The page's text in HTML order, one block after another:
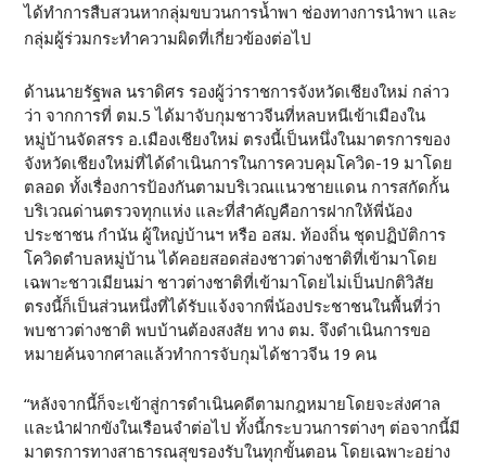
ได้ทำการสืบสวนหากลุ่มขบวนการน้ำพา ช่องทางการนำพา และ
กลุ่มผู้ร่วมกระทำความผิดที่เกี่ยวข้องต่อไป
ด้านนายรัฐพล นราดิศร รองผู้ว่าราชการจังหวัดเชียงใหม่ กล่าว
ว่า จากการที่ ตม.5 ได้มาจับกุมชาวจีนที่หลบหนีเข้าเมืองใน
หมู่บ้านจัดสรร อ.เมืองเชียงใหม่ ตรงนี้เป็นหนึ่งในมาตรการของ
จังหวัดเชียงใหม่ที่ได้ดำเนินการในการควบคุมโควิด-19 มาโดย
ตลอด ทั้งเรื่องการป้องกันตามบริเวณแนวชายแดน การสกัดกั้น
บริเวณด่านตรวจทุกแห่ง และที่สำคัญคือการฝากให้พี่น้อง
ประชาชน กำนัน ผู้ใหญ่บ้านฯ หรือ อสม. ท้องถิ่น ชุดปฏิบัติการ
โควิดตำบลหมู่บ้าน ได้คอยสอดส่องชาวต่างชาติที่เข้ามาโดย
เฉพาะชาวเมียนม่า ชาวต่างชาติที่เข้ามาโดยไม่เป็นปกติวิสัย
ตรงนี้ก็เป็นส่วนหนึ่งที่ได้รับแจ้งจากพี่น้องประชาชนในพื้นที่ว่า
พบชาวต่างชาติ พบบ้านต้องสงสัย ทาง ตม. จึงดำเนินการขอ
หมายค้นจากศาลแล้วทำการจับกุมได้ชาวจีน 19 คน
“หลังจากนี้ก็จะเข้าสู่การดำเนินคดีตามกฎหมายโดยจะส่งศาล
และนำฝากขังในเรือนจำต่อไป ทั้งนี้กระบวนการต่างๆ ต่อจากนี้มี
มาตรการทางสาธารณสุขรองรับในทุกขั้นตอน โดยเฉพาะอย่าง